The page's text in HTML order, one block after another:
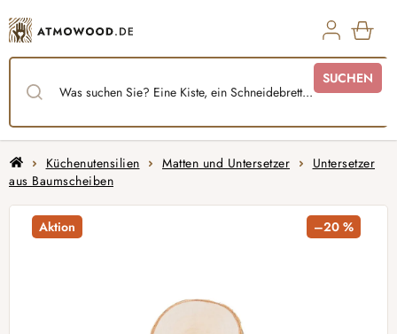
Inhalt
springen
SUCHEN
StartseiteKüchenutensilien Matten und Untersetzer
Untersetzer
aus Baumscheiben
Aktion –20 %